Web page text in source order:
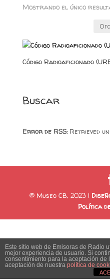
Mostrando el único
Código Radioaficionado
Buscar
Error de RSS:Retrieved
© Museo CB, 2023 |
Política
Este sitio web de Emisoras de Radio
mejor experiencia de usuario. Si
consentimiento para la aceptación de
aceptación de nuestra política de